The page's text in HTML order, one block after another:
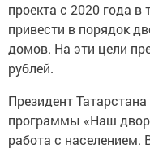
проекта с 2020 года в
привести в порядок
домов. На эти цели
рублей.
Президент
программы «Наш
работа с населением.